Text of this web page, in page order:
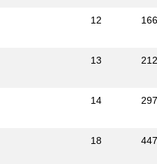
12 166
13 212
14 297
18 447